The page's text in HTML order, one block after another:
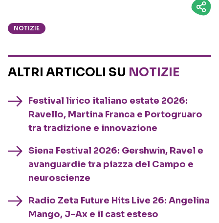
NOTIZIE
ALTRI ARTICOLI SU NOTIZIE
Festival lirico italiano estate 2026:
Ravello, Martina Franca e Portogruaro
tra tradizione e innovazione
Siena Festival 2026: Gershwin, Ravel e
avanguardie tra piazza del Campo e
neuroscienze
Radio Zeta Future Hits Live 26: Angelina
Mango, J-Ax e il cast esteso